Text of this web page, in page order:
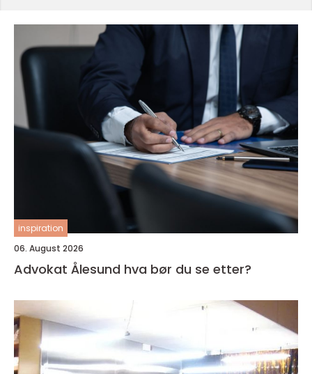
inspiration
06. August 2026
Advokat Ålesund hva bør du se etter?